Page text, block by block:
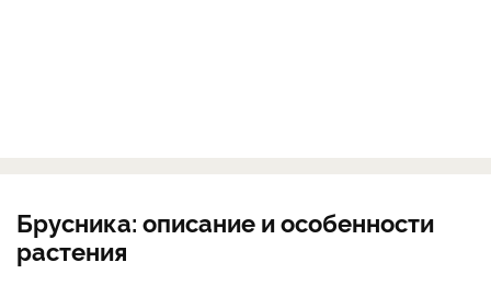
Брусника: описание и особенности
растения